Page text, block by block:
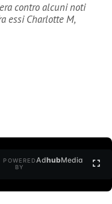
contro alcuni noti
essi Charlotte M,
POWERED
BY
AdhubMedia